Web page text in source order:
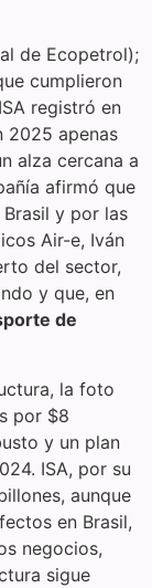
de Ecopetrol);
cumplieron
registró en
2025 apenas
alza cercana a
afirmó que
y por las
Air-e, Iván
del sector,
y que, en
de
la foto
por $8
y un plan
ISA, por su
aunque
en Brasil,
negocios,
sigue